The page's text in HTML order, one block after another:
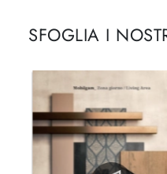
SFOGLIA I